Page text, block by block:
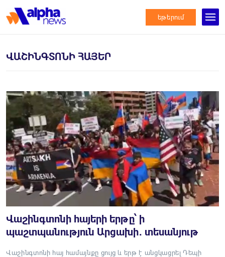
եթերում
ՎԱՇԻՆԳՏՈՆԻ ՀԱՅԵՐ
Վաշինգտոնի հայերի երթը՝ ի
պաշտպանություն Արցախի․ տեսանյութ
Վաշինգտոնի հայ համայնքը ցույց և երթ է անցկացրել Դեպի